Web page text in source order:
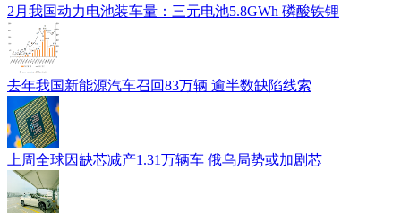
2月我国动力电池装车量：三元电池5.8GWh 磷酸铁锂
去年我国新能源汽车召回83万辆 逾半数缺陷线索
上周全球因缺芯减产1.31万辆车 俄乌局势或加剧芯